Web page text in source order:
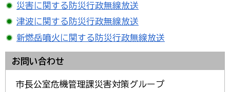
災害に関する防災行政無線放送
津波に関する防災行政無線放送
新燃岳噴火に関する防災行政無線放送
お問い合わせ
市長公室危機管理課災害対策グループ